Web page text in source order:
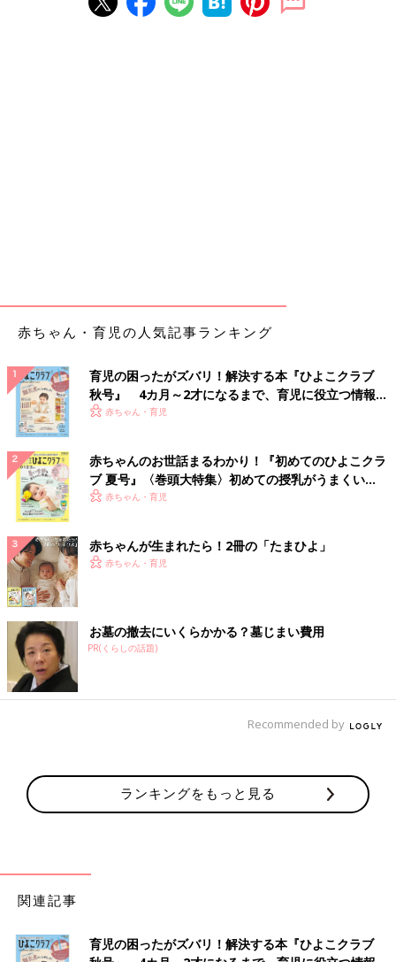
赤ちゃん・育児の人気記事ランキング
育児の困ったがズバリ！解決する本『ひよこクラブ
秋号』 4カ月～2才になるまで、育児に役立つ情報が
いっぱい！
赤ちゃん・育児
赤ちゃんのお世話まるわかり！『初めてのひよこクラ
ブ 夏号』〈巻頭大特集〉初めての授乳がうまくい
く！ おっぱい・ミルクの基本と夏のトラブル 解決テ
赤ちゃん・育児
赤ちゃんが生まれたら！2冊の「たまひよ」
赤ちゃん・育児
お墓の撤去にいくらかかる？墓じまい費用
PR(くらしの話題)
Recommended by
ランキングをもっと見る
関連記事
育児の困ったがズバリ！解決する本『ひよこクラブ